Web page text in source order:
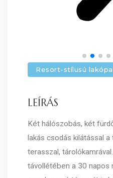
Resort-stílusú
LEÍRÁS
Két hálószobás, két
lakás csodás kilátással
terasszal,
távollétében a 30 napos